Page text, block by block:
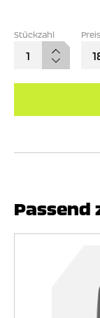
Passend